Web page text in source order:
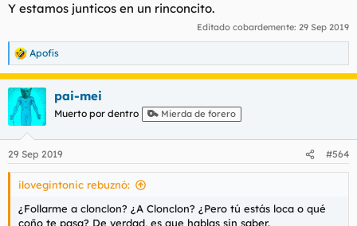
Y estamos junticos en un rinconcito.
Editado cobardemente: 29 Sep 2019
R
e
a
c
c
i
e
s
Apofis
pai-mei
Muerto por dentro Mierda de forero
29 Sep 2019 #564
ilovegintonic rebuznó:
¿Follarme a clonclon? ¿A Clonclon? ¿Pero tú estás loca o qué
coño te pasa? De verdad, es que hablas sin saber.